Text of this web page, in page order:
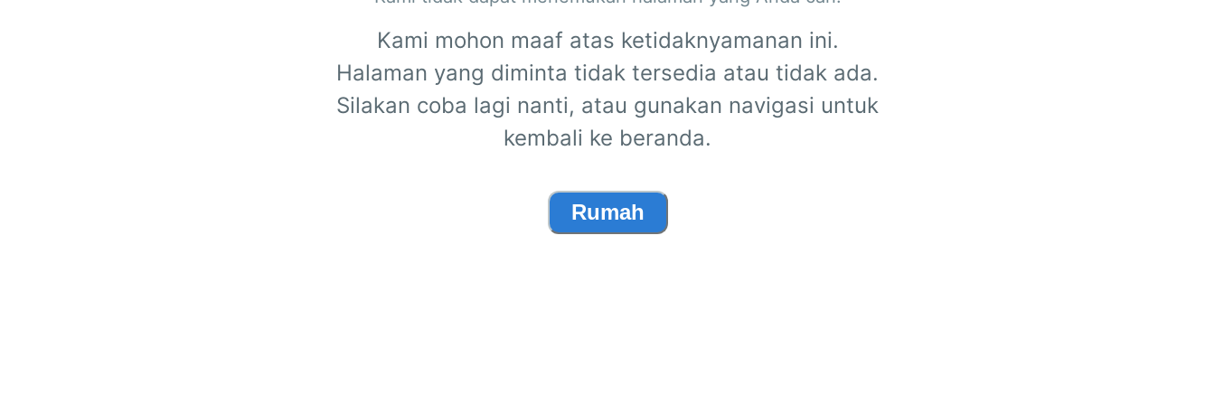
Kami mohon maaf atas ketidaknyamanan ini.
Halaman yang diminta tidak tersedia atau tidak ada.
Silakan coba lagi nanti, atau gunakan navigasi untuk
kembali ke beranda.
Rumah